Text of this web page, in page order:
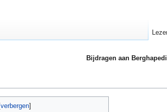
Bijdragen aan
verbergen]